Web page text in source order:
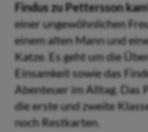
Findus zu Pettersson
einer ungewöhnlichen
einem alten Mann und
Katze. Es geht um die
Einsamkeit sowie das
Abenteuer im Alltag. Das
die erste und zweite
noch Restkarten.